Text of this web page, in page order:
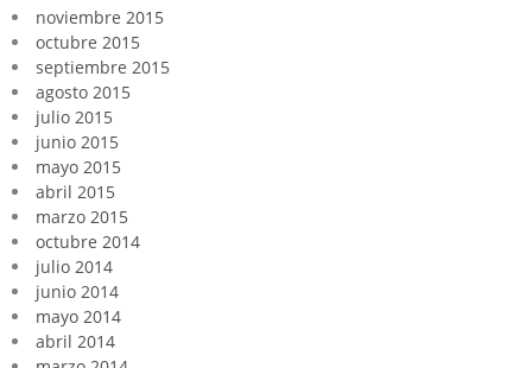
noviembre 2015
octubre 2015
septiembre 2015
agosto 2015
julio 2015
junio 2015
mayo 2015
abril 2015
marzo 2015
octubre 2014
julio 2014
junio 2014
mayo 2014
abril 2014